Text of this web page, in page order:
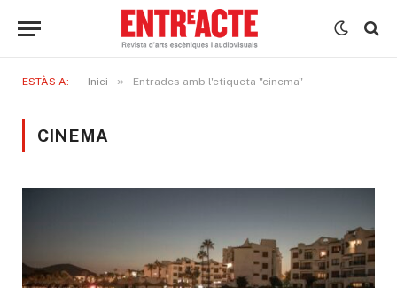
ESTÀS A: Inici » Entrades amb l'etiqueta "cinema"
CINEMA